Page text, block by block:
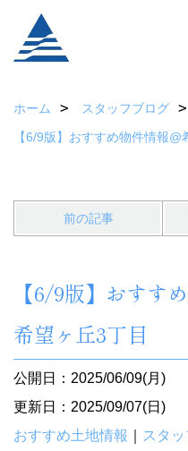
ホーム
スタッフブログ
【6/9版】おすすめ物件情報@
前の記事
【6/9版】おすす
希望ヶ丘3丁目
公開日：2025/06/09(月)
更新日：2025/09/07(日)
おすすめ土地情報
スタッ